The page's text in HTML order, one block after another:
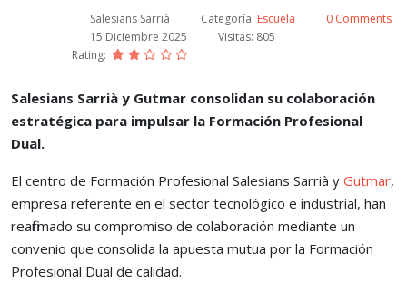
Salesians Sarrià Categoría: Escuela
0 Comments
15 Diciembre 2025
Visitas: 805
Rating:
Salesians Sarrià y Gutmar consolidan su colaboración
estratégica para impulsar la Formación Profesional
Dual.
El centro de Formación Profesional Salesians Sarrià y Gutmar,
empresa referente en el sector tecnológico e industrial, han
reafirmado su compromiso de colaboración mediante un
convenio que consolida la apuesta mutua por la Formación
Profesional Dual de calidad.